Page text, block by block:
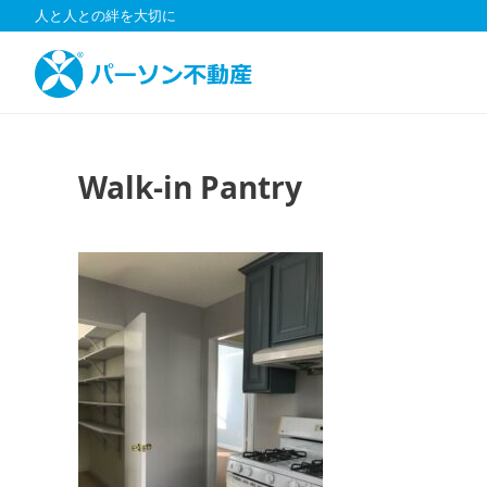
ン
人と人との絆を大切に
Walk-in Pantry